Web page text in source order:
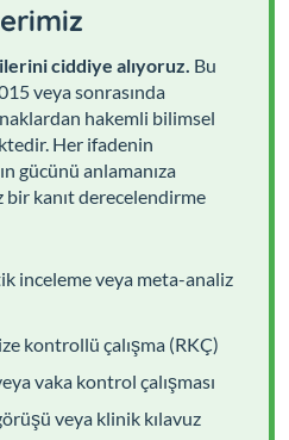
ciddiye alıyoruz. Bu
veya sonrasında
hakemli bilimsel
Her ifadenin
gücünü anlamanıza
bir kanıt derecelendirme
inceleme veya meta-analiz
kontrollü çalışma (RKÇ)
vaka kontrol çalışması
veya klinik kılavuz